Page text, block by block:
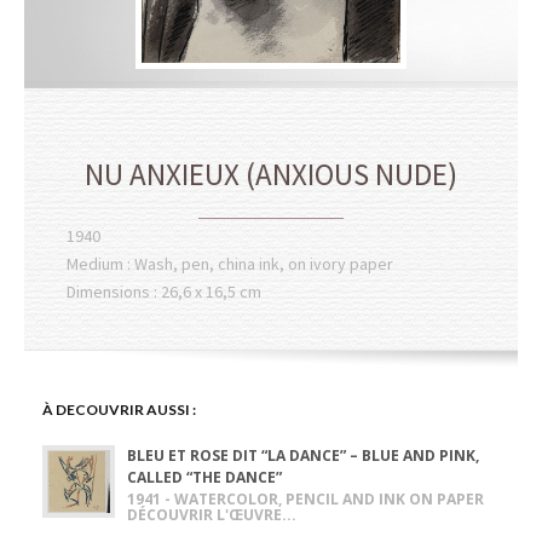
NU ANXIEUX (ANXIOUS NUDE)
1940
Medium : Wash, pen, china ink, on ivory paper
Dimensions : 26,6 x 16,5 cm
À DECOUVRIR AUSSI :
BLEU ET ROSE DIT “LA DANCE” – BLUE AND PINK,
CALLED “THE DANCE”
1941 - WATERCOLOR, PENCIL AND INK ON PAPER
DÉCOUVRIR L'ŒUVRE...